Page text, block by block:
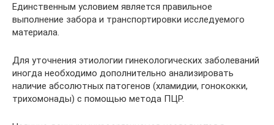
Единственным условием является правильное
выполнение забора и транспортировки исследуемого
материала.
Для уточнения этиологии гинекологических заболеваний
иногда необходимо дополнительно анализировать
наличие абсолютных патогенов (хламидии, гонококки,
трихомонады) с помощью метода ПЦР.